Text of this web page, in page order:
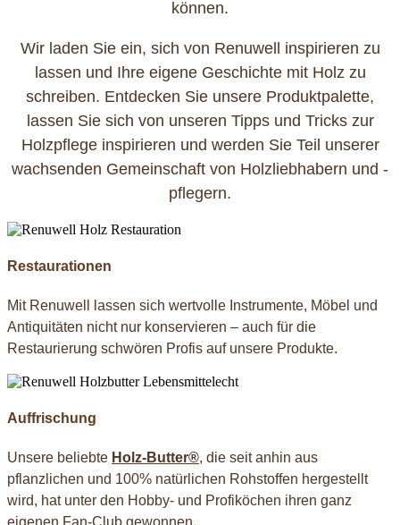
können.
Wir laden Sie ein, sich von Renuwell inspirieren zu
lassen und Ihre eigene Geschichte mit Holz zu
schreiben. Entdecken Sie unsere Produktpalette,
lassen Sie sich von unseren Tipps und Tricks zur
Holzpflege inspirieren und werden Sie Teil unserer
wachsenden Gemeinschaft von Holzliebhabern und -
pflegern.
Restaurationen
Mit Renuwell lassen sich wertvolle Instrumente, Möbel und
Antiquitäten nicht nur konservieren – auch für die
Restaurierung schwören Profis auf unsere Produkte.
Auffrischung
Unsere beliebte Holz-Butter®, die seit anhin aus
pflanzlichen und 100% natürlichen Rohstoffen hergestellt
wird, hat unter den Hobby- und Profiköchen ihren ganz
eigenen Fan-Club gewonnen.